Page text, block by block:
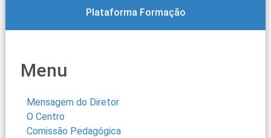
Plataforma Formação
Menu
Mensagem do Diretor
O Centro
Comissão Pedagógica